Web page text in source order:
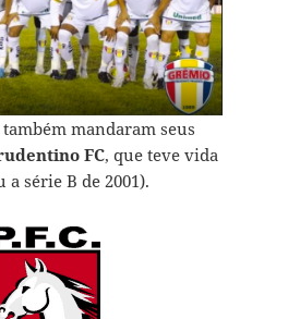
mandaram seus
FC, que teve vida
série B de 2001).